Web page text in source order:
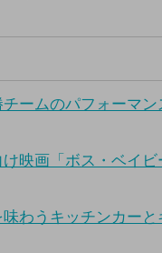
ームのパフォーマン
映画「ボス・ベイビ
わうキッチンカーと